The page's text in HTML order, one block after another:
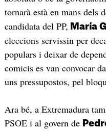
tornarà està en mans dels
candidata del PP, María
eleccions servissin per
populars i deixar de
comicis es van convocar
uns pressupostos, pel
Ara bé, a Extremadura
PSOE i al govern de